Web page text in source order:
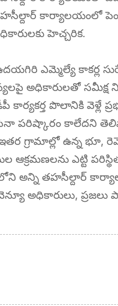
కార్యాలయంలో
హెచ్చరిక.
ఎమ్మెల్యే కాకర్ల
అధికారులతో సమీక్ష
పొలానికి వెళ్లే
పరిష్కారం కాలేదని
గ్రామాల్లో ఉన్న భూ,
ఆక్రమణలను ఎట్టి
అన్ని తహసీల్దార్
అధికారులు, ప్రజలు